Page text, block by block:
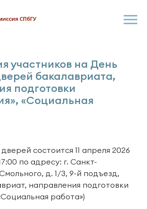
участников на День
бакалавриата,
подготовки
«Социальная
состоится 11 апреля 2026
по адресу: г. Санкт-
д. 1/3, 9-й подъезд,
направления подготовки
работа»)